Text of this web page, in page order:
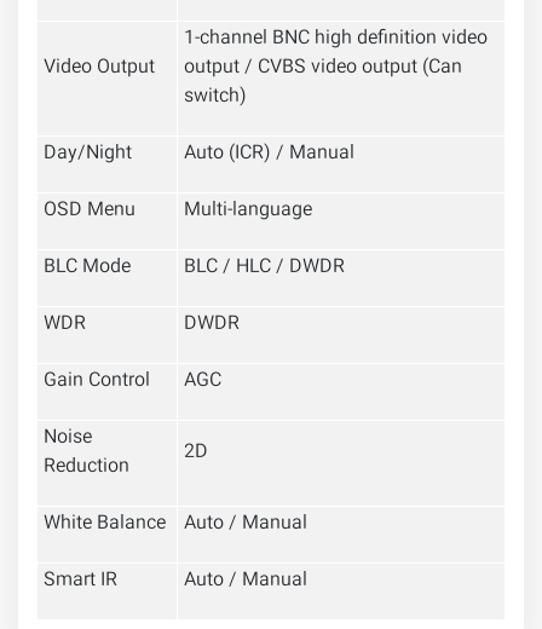
Video Output
1-channel BNC high definition video
output / CVBS video output (Can
switch)
Day/Night
Auto (ICR) / Manual
OSD Menu
Multi-language
BLC Mode
BLC / HLC / DWDR
WDR
DWDR
Gain Control
AGC
Noise
Reduction
2D
White Balance Auto / Manual
Smart IR
Auto / Manual